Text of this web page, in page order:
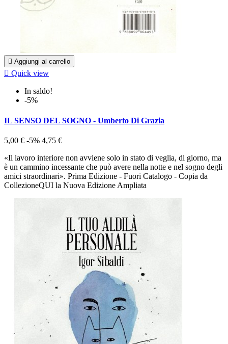
 Aggiungi al carrello
 Quick view
In saldo!
-5%
IL SENSO DEL SOGNO - Umberto Di Grazia
5,00 € -5% 4,75 €
«Il lavoro interiore non avviene solo in stato di veglia, di giorno, ma
è un cammino incessante che può avere nella notte e nel sogno degli
amici straordinari». Prima Edizione - Fuori Catalogo - Copia da
CollezioneQUI la Nuova Edizione Ampliata